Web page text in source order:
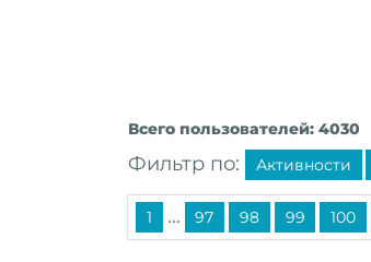
Всего пользователей: 4030
Фильтр по: Активности
1 ... 97 98 99 100